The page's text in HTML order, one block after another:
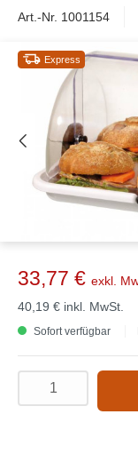
Art.-Nr. 1001154
Express
33,77 € exkl.
40,19 € inkl. MwSt.
Sofort verfügbar